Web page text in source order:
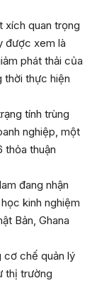
xích quan trọng
được xem là
phát thải của
thời thực hiện
tính trùng
nghiệp, một
thỏa thuận
đang nhận
kinh nghiệm
Bản, Ghana
cơ chế quản lý
thị trường